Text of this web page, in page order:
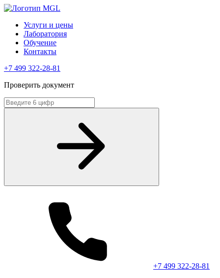
Услуги и цены
Лаборатория
Обучение
Контакты
+7 499 322-28-81
Проверить документ
+7 499 322-28-81